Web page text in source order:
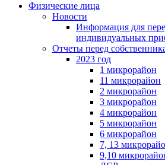
Физические лица
Новости
Информация для
индивидуальных
Отчеты перед
2023 год
1 микрорайон
11 микрорайон
2 микрорайон
3 микрорайон
4 микрорайон
5 микрорайон
6 микрорайон
7, 13
9,10